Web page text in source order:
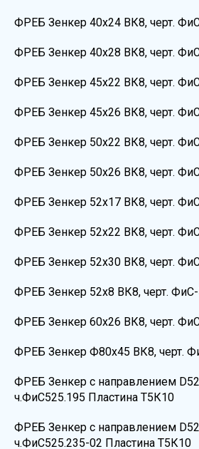
ФРЕБ Зенкер 40х24 ВК8, черт.
ФРЕБ Зенкер 40х28 ВК8, черт.
ФРЕБ Зенкер 45х22 ВК8, черт.
ФРЕБ Зенкер 45х26 ВК8, черт.
ФРЕБ Зенкер 50х22 ВК8, черт.
ФРЕБ Зенкер 50х26 ВК8, черт.
ФРЕБ Зенкер 52х17 ВК8, черт.
ФРЕБ Зенкер 52х22 ВК8, черт.
ФРЕБ Зенкер 52х30 ВК8, черт.
ФРЕБ Зенкер 52х8 ВК8, черт. ФиС-
ФРЕБ Зенкер 60х26 ВК8, черт.
ФРЕБ Зенкер Ф80х45 ВК8, черт.
ФРЕБ Зенкер с направлением
ч.ФиС525.195 Пластина Т5К10
ФРЕБ Зенкер с направлением
ч.ФиС525.235-02 Пластина Т5К10